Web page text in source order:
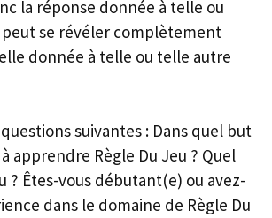
la réponse donnée à telle ou
se révéler complètement
donnée à telle ou telle autre
suivantes : Dans quel but
apprendre Règle Du Jeu ? Quel
? Êtes-vous débutant(e) ou avez-
dans le domaine de Règle Du